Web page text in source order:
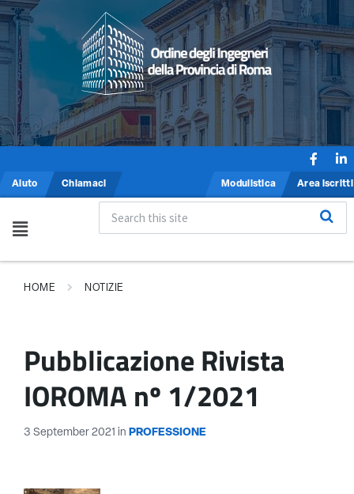
Aiuto Chiamaci Modulistica Area iscritti
HOME NOTIZIE
Pubblicazione Rivista
IOROMA nº 1/2021
3 September 2021 in PROFESSIONE